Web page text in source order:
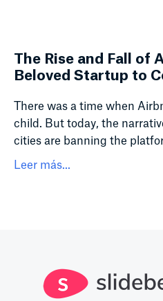
The Rise and Fall of
Beloved Startup to
There was a time when
child. But today, the
cities are banning the
Leer más...